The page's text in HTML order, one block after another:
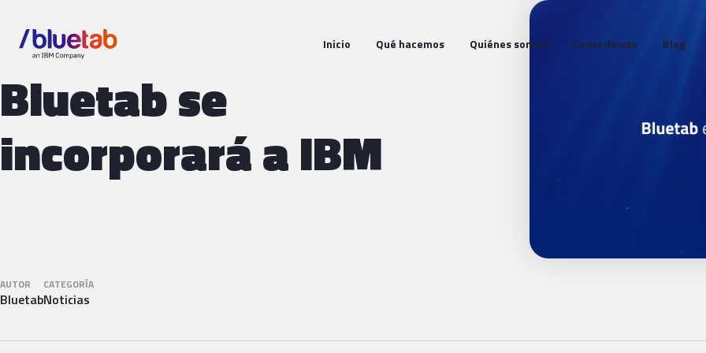
Inicio Qué hacemos Quiénes somos Casos de uso Blog
Bluetab se
incorporará a IBM
AUTOR
Bluetab
CATEGORÍA
Noticias